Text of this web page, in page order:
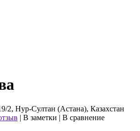
2, Нур-Султан (Астана), Казахстан
| В заметки | В сравнение